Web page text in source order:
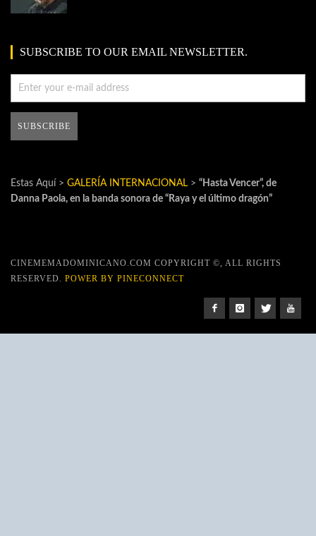
SUBSCRIBE TO OUR EMAIL NEWSLETTER.
Estas Aquí > GALERÍA INTERNACIONAL > “Hasta Vencer”, de
Danna Paola, en la banda sonora de “Raya y el último dragón”
CINEMEMADOMINICANO.COM COPYRIGHT ©, ALL RIGHTS
RESERVED. POWER BY PINECONNECT